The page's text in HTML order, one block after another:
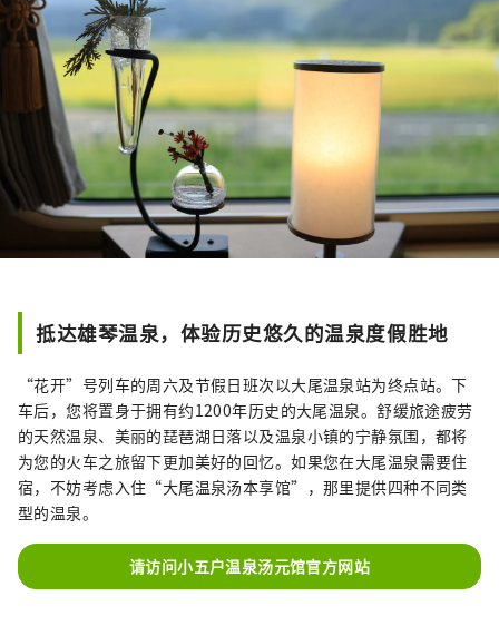
抵达雄琴温泉，体验历史悠久的温泉度假胜地
“花开”号列车的周六及节假日班次以大尾温泉站为终点站。下
车后，您将置身于拥有约1200年历史的大尾温泉。舒缓旅途疲劳
的天然温泉、美丽的琵琶湖日落以及温泉小镇的宁静氛围，都将
为您的火车之旅留下更加美好的回忆。如果您在大尾温泉需要住
宿，不妨考虑入住“大尾温泉汤本享馆”，那里提供四种不同类
型的温泉。
请访问小五户温泉汤元馆官方网站